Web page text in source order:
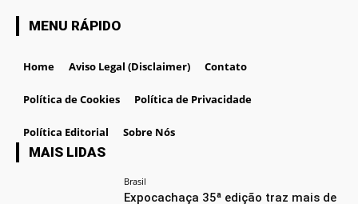
MENU RÁPIDO
Home Aviso Legal (Disclaimer) Contato
Política de Cookies Política de Privacidade
Política Editorial Sobre Nós
MAIS LIDAS
Brasil
Expocachaça 35ª edição traz mais de